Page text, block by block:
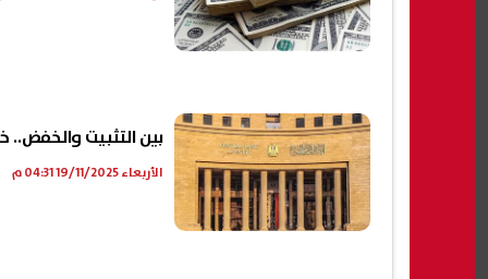
بين التثبيت والخفض..
الأربعاء 19/11/2025 04:31 م